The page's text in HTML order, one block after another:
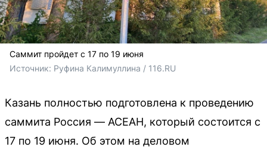
Саммит пройдет с 17 по 19 июня
Источник: Руфина Калимуллина / 116.RU
Казань полностью подготовлена к проведению
саммита Россия — АСЕАН, который состоится с
17 по 19 июня. Об этом на деловом